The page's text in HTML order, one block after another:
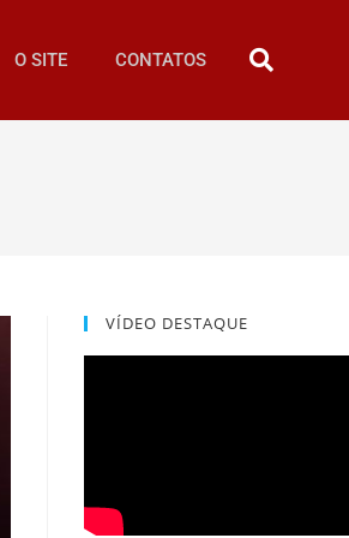
O SITE CONTATOS
VÍDEO DESTAQUE